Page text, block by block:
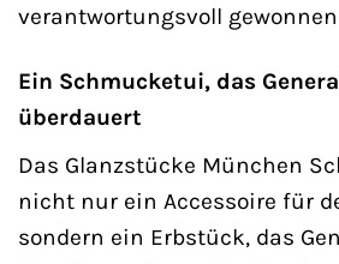
verantwortungsvoll
Ein Schmucketui, das
überdauert
Das Glanzstücke München
nicht nur ein Accessoire für
sondern ein Erbstück, das